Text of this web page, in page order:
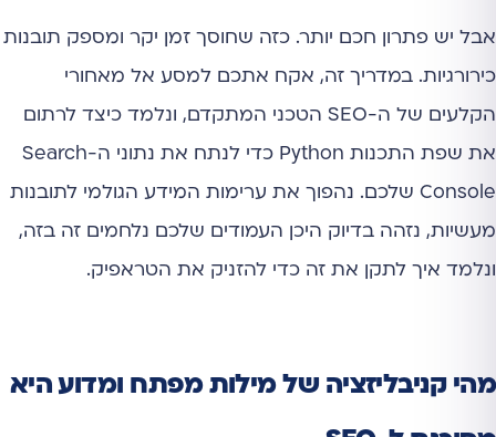
אבל יש פתרון חכם יותר. כזה שחוסך זמן יקר ומספק תובנות
כירורגיות. במדריך זה, אקח אתכם למסע אל מאחורי
הקלעים של ה-SEO הטכני המתקדם, ונלמד כיצד לרתום
את שפת התכנות Python כדי לנתח את נתוני ה-Search
Console שלכם. נהפוך את ערימות המידע הגולמי לתובנות
מעשיות, נזהה בדיוק היכן העמודים שלכם נלחמים זה בזה,
ונלמד איך לתקן את זה כדי להזניק את הטראפיק.
מהי קניבליזציה של מילות מפתח ומדוע היא